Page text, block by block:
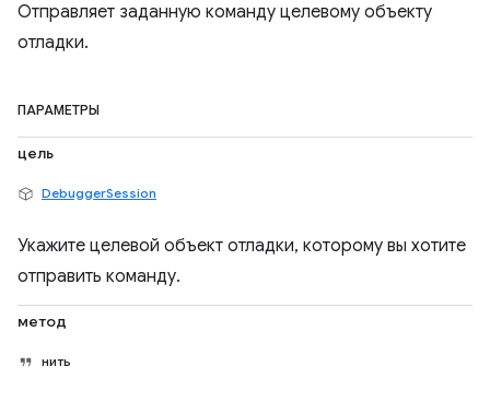
Отправляет заданную команду целевому объекту
отладки.
ПАРАМЕТРЫ
цель
DebuggerSession
Укажите целевой объект отладки, которому вы хотите
отправить команду.
метод
нить